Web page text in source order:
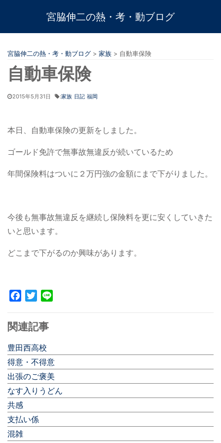
宮脇伸二の熱・考・動ブログ
宮脇伸二の熱・考・動ブログ > 家族 > 自動車保険
自動車保険
2015年5月31日 :家族 日記 福岡
本日、自動車保険の更新をしました。
ゴールド免許で無事故無違反が続いているため
年間保険料はついに２万円強の金額にまで下がりました。
今後も無事故無違反を継続し保険料を更に安くしていきた
いと思います。
どこまで下がるのか興味があります。
Facebook
Twitter
関連記事
豊田西高校
得意・不得意
出張のご褒美
なす入りうどん
共感
支払い係
混雑